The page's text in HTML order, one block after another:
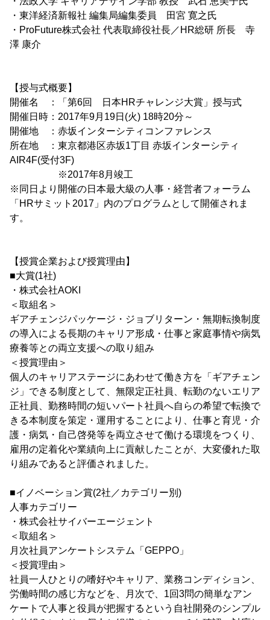
・東洋経済新報社 編集局編集委員 田宮 寛之氏
・ProFuture株式会社 代表取締役社長／HR総研 所長 寺
澤 康介
【授与式概要】
開催名 ：「第6回 日本HRチャレンジ大賞」授与式
開催日時：2017年9月19日(火) 18時20分～
開催地 ：赤坂インターシティコンファレンス
所在地 ：東京都港区赤坂1丁目 赤坂インターシティ
AIR4F(受付3F)
※2017年8月竣工
※同日より開催の日本最大級の人事・経営者フォーラム
「HRサミット2017」内のプログラムとして開催されま
す。
【授賞企業および授賞理由】
■大賞(1社)
・株式会社AOKI
＜取組名＞
ギアチェンジパッケージ・ジョブリターン・無期転換制度
の導入による長期のキャリア形成・仕事と家庭事情や病気
療養等との両立支援への取り組み
＜授賞理由＞
個人のキャリアステージにあわせて働き方を「ギアチェン
ジ」できる制度として、無限定正社員、転勤のないエリア
正社員、勤務時間の短いパート社員へ自らの希望で転換で
きる本制度を策定・運用することにより、仕事と育児・介
護・病気・自己啓発等を両立させて働ける環境をつくり、
雇用の定着化や業績向上に貢献したことが、大変優れた取
り組みであると評価されました。
■イノベーション賞(2社／カテゴリー別)
人事カテゴリー
・株式会社サイバーエージェント
＜取組名＞
月次社員アンケートシステム「GEPPO」
＜授賞理由＞
社員一人ひとりの嗜好やキャリア、業務コンディション、
労働時間の感じ方などを、月次で、1回3問の簡単なアン
ケートで人事と役員が把握するという自社開発のシンプル